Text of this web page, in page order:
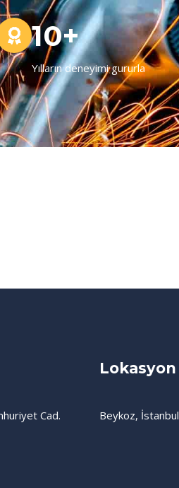
10+
Yılların deneyimi gururla
Cad.
Lokasyon
Beykoz, İstanbul